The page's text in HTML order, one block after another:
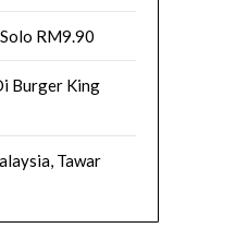
RM9.90
Burger King
Tawar